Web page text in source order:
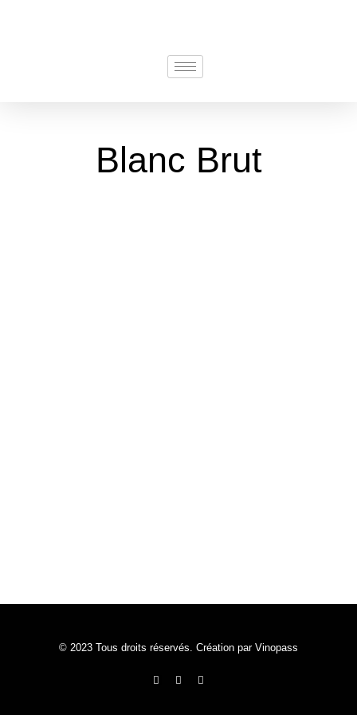
Blanc Brut
© 2023 Tous droits réservés. Création par Vinopass